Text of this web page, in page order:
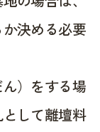
決める必要
）をする場
して離壇料